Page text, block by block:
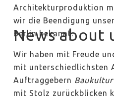
News about
Architekturproduktion
wir die Beendigung
Berlin bekannt.
Wir haben mit Freude
mit unterschiedlichsten
Auftraggebern Baukultur
mit Stolz zurückblicken